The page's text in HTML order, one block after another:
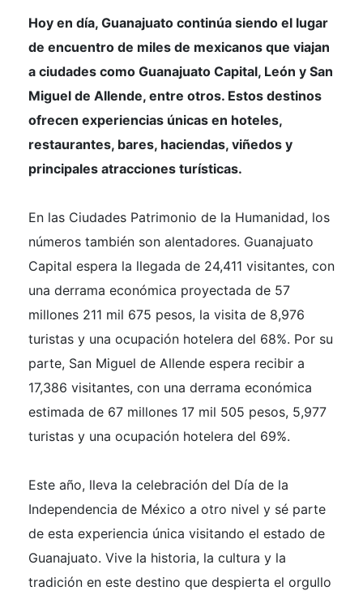
Hoy en día, Guanajuato continúa siendo el lugar
de encuentro de miles de mexicanos que viajan
a ciudades como Guanajuato Capital, León y San
Miguel de Allende, entre otros. Estos destinos
ofrecen experiencias únicas en hoteles,
restaurantes, bares, haciendas, viñedos y
principales atracciones turísticas.
En las Ciudades Patrimonio de la Humanidad, los
números también son alentadores. Guanajuato
Capital espera la llegada de 24,411 visitantes, con
una derrama económica proyectada de 57
millones 211 mil 675 pesos, la visita de 8,976
turistas y una ocupación hotelera del 68%. Por su
parte, San Miguel de Allende espera recibir a
17,386 visitantes, con una derrama económica
estimada de 67 millones 17 mil 505 pesos, 5,977
turistas y una ocupación hotelera del 69%.
Este año, lleva la celebración del Día de la
Independencia de México a otro nivel y sé parte
de esta experiencia única visitando el estado de
Guanajuato. Vive la historia, la cultura y la
tradición en este destino que despierta el orgullo